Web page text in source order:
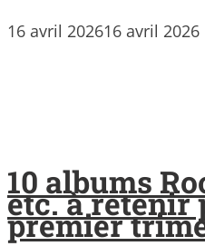
16 avril 202616 avril 2026
10 albums
etc. à retenir
premier